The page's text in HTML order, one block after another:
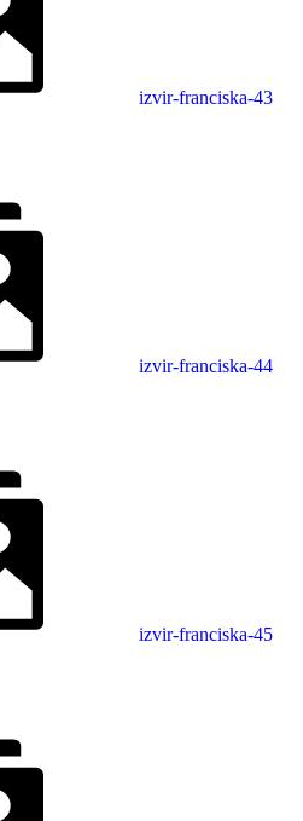
izvir-franciska-43
izvir-franciska-44
izvir-franciska-45